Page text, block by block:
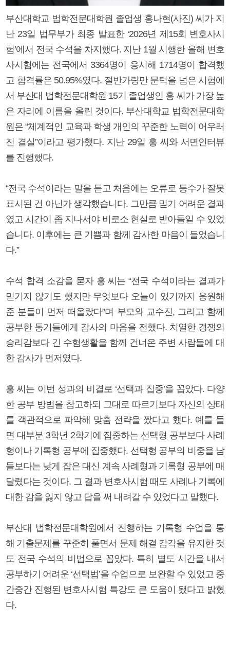
부산대학교 법학전문대학원 졸업생 홍나현(사진) 씨가 지
난 23일 법무부가 최종 발표한 ‘2026년 제15회 변호사시
험’에서 전국 수석을 차지했다. 지난 1월 시행한 올해 변호
사시험에는 전국에서 3364명이 응시해 1714명이 합격했
고 합격률은 50.95%였다. 절반가량만 문턱을 넘은 시험에
서 부산대 법학전문대학원 15기 졸업생인 홍 씨가 가장 높
은 자리에 이름을 올린 것이다. 부산대학교 법학전문대학
원은 “체계적인 교육과 학생 개인의 꾸준한 노력이 어우러
진 결실”이라고 평가했다. 지난 29일 홍 씨와 서면인터뷰
를 진행했다.
“전국 수석이라는 말을 듣고 처음에는 오류로 등수가 잘못
표시된 건 아닌가 생각했습니다. 그만큼 믿기 어려운 결과
였고 시간이 좀 지나서야 비로소 현실로 받아들일 수 있었
습니다. 이후에는 큰 기쁨과 함께 감사한 마음이 들었습니
다.”
수석 합격 소감을 묻자 홍 씨는 “전국 수석이라는 결과가
믿기지 않기도 했지만 무엇보다 오늘이 있기까지 응원해
준 분들이 먼저 떠올랐다”며 부모와 교수진, 그리고 함께
공부한 동기들에게 감사의 마음을 전했다. 치열한 경쟁의
승리감보다 긴 수험생활을 함께 건너온 주변 사람들에 대
한 감사가 먼저였다.
홍 씨는 이번 성과의 비결로 ‘선택과 집중’을 꼽았다. 다양
한 공부 방법을 참고하되 그대로 따르기보다 자신의 상태
를 객관적으로 파악해 맞춤 전략을 짰다고 했다. 예를 들
면 대부분 3학년 2학기에 집중하는 선택형 공부보다 사례
형이나 기록형 공부에 집중했다. 선택형 공부의 비중을 남
들보다는 낮게 잡은 대신 계속 사례형과 기록형 공부에 매
달렸다는 것이다. 그 결과 변호사시험 때도 사례나 기록에
대한 감을 잃지 않고 답을 써 내려갈 수 있었다고 말했다.
부산대 법학전문대학원에서 진행하는 기록형 수업을 통
해 기출문제를 꾸준히 풀면서 문제 해결 감각을 유지한 것
도 전국 수석의 비법으로 꼽았다. 특히 별도 시간을 내서
공부하기 어려운 ‘선택법’을 수업으로 보완할 수 있었고 중
간중간 진행된 변호사시험 특강도 큰 도움이 됐다고 밝혔
다.